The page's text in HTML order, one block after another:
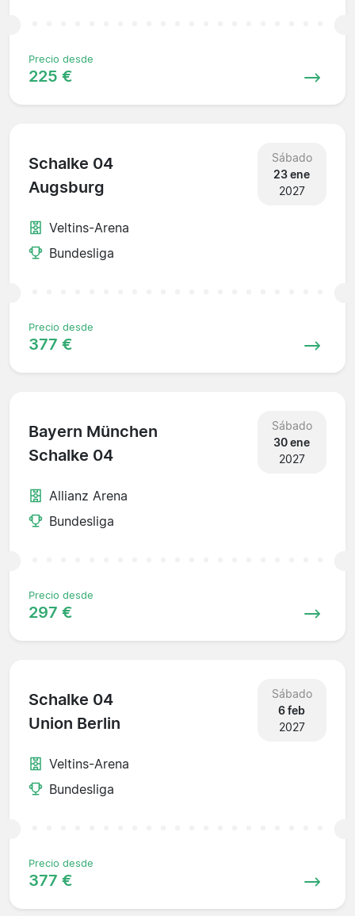
Precio desde
225 €
Schalke 04
Augsburg
Sábado
23 ene
2027
Veltins-Arena
Bundesliga
Precio desde
377 €
Bayern München
Schalke 04
Sábado
30 ene
2027
Allianz Arena
Bundesliga
Precio desde
297 €
Schalke 04
Union Berlin
Sábado
6 feb
2027
Veltins-Arena
Bundesliga
Precio desde
377 €